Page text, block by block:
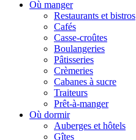
Où manger
Restaurants et bistros
Cafés
Casse-croûtes
Boulangeries
Pâtisseries
Crèmeries
Cabanes à sucre
Traiteurs
Prêt-à-manger
Où dormir
Auberges et hôtels
Gîtes